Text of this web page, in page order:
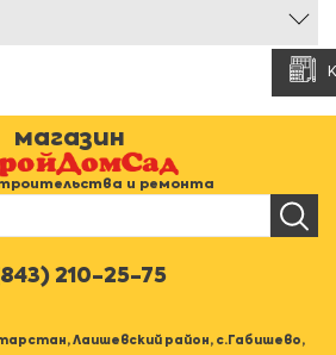
магазин
и ремонта
210-25-75
Лаишевский район, с.Габишево,